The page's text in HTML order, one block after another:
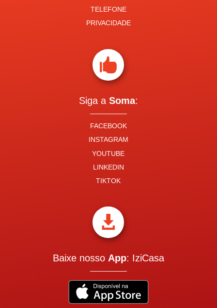
TELEFONE
PRIVACIDADE

Siga a Soma:
FACEBOOK
INSTAGRAM
YOUTUBE
LINKEDIN
TIKTOK

Baixe nosso App: IziCasa